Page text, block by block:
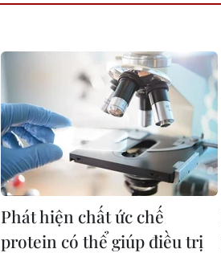
Phát hiện chất ức chế
protein có thể giúp điều trị